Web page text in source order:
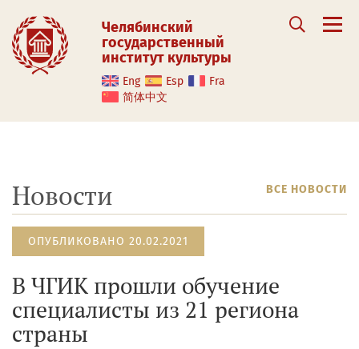
Челябинский
государственный
институт культуры
Eng Esp
Fra
简体中文
Новости ВСЕ НОВОСТИ
ОПУБЛИКОВАНО 20.02.2021
В ЧГИК прошли обучение
специалисты из 21 региона
страны